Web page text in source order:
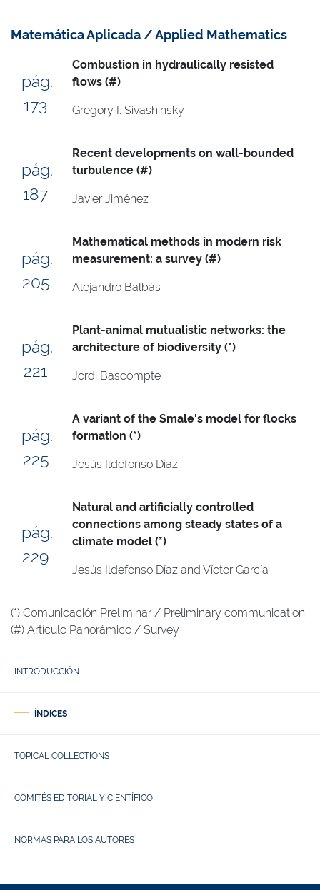
Matemática Aplicada / Applied Mathematics
pág.
173
Combustion in hydraulically resisted
flows (#)
Gregory I. Sivashinsky
pág.
187
Recent developments on wall-bounded
turbulence (#)
Javier Jiménez
pág.
205
Mathematical methods in modern risk
measurement: a survey (#)
Alejandro Balbás
pág.
221
Plant-animal mutualistic networks: the
architecture of biodiversity (*)
Jordi Bascompte
pág.
225
A variant of the Smale's model for flocks
formation (*)
Jesús Ildefonso Díaz
pág.
229
Natural and artificially controlled
connections among steady states of a
climate model (*)
Jesús Ildefonso Díaz and Víctor García
(*) Comunicación Preliminar / Preliminary communication
(#) Artículo Panorámico / Survey
INTRODUCCIÓN
ÍNDICES
TOPICAL COLLECTIONS
COMITÉS EDITORIAL Y CIENTÍFICO
NORMAS PARA LOS AUTORES